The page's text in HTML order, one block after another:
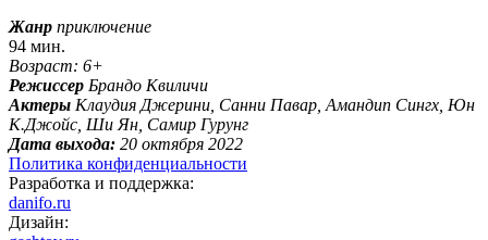
Жанр приключение
94 мин.
Возраст: 6+
Режиссер Брандо Квиличи
Актеры Клаудия Джерини, Санни Павар, Амандип Сингх, Юн
К.Джойс, Ши Ян, Самир Гурунг
Дата выхода: 20 октября 2022
Политика конфиденциальности
Разработка и поддержка:
danifo.ru
Дизайн: